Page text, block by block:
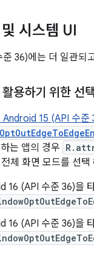
시스템 UI
36)에는 더 일관되
용하기 위한 선
15 (API 수준
는 앱의 경우
체 화면 모드를 선
16 (API 수준 36)을
16 (API 수준 36)을